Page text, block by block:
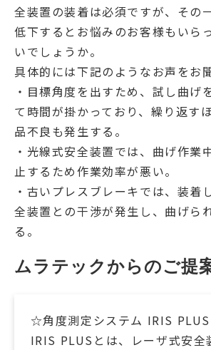
全装置の装着は必須ですが、その
低下するとお悩みのお客様もいら
いでしょうか。
具体的には下記のようなお声をお
・目標角度を出すため、試し曲げ
て時間が掛かっており、繰り返す
品不良も発生する。
・光線式安全装置では、曲げ作業
止するため作業効率が悪い。
・古いプレスブレーキでは、装着
全装置との干渉が発生し、曲げら
る。
ムラテックからのご提
☆角度測定システム IRIS PLUS
IRIS PLUSとは、レーザ式安全